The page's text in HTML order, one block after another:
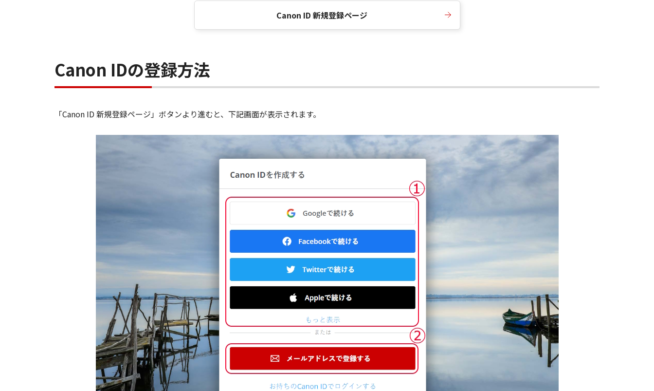
Canon ID 新規登録ページ
Canon IDの登録方法
「Canon ID 新規登録ページ」ボタンより進むと、下記画面が表示されます。